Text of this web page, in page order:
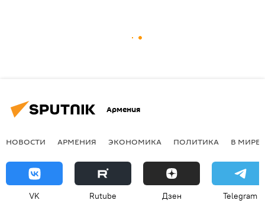
Армения
НОВОСТИ АРМЕНИЯ ЭКОНОМИКА ПОЛИТИКА В МИРЕ
VK Rutube Дзен Telegram